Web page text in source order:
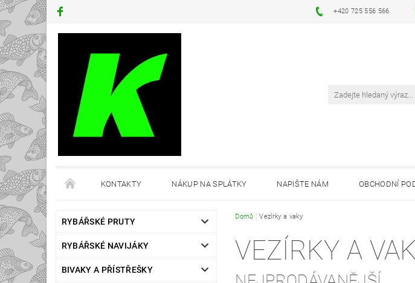
+420 725 556 566
KONTAKTY NÁKUP NA SPLÁTKY NAPIŠTE NÁM OBCHODNÍ
RYBÁŘSKÉ PRUTY
RYBÁŘSKÉ NAVIJÁKY
BIVAKY A PŘÍSTŘEŠKY
Domů Vezírky a vaky
VEZÍRKY A